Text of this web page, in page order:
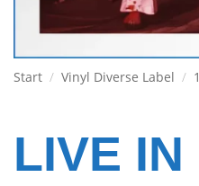
Start / Vinyl Diverse Label /
LIVE IN